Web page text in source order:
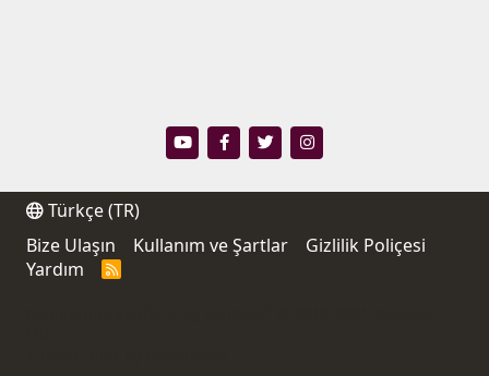
Türkçe (TR)
Bize Ulaşın
Kullanım ve Şartlar
Gizlilik Poliçesi
Yardım
R